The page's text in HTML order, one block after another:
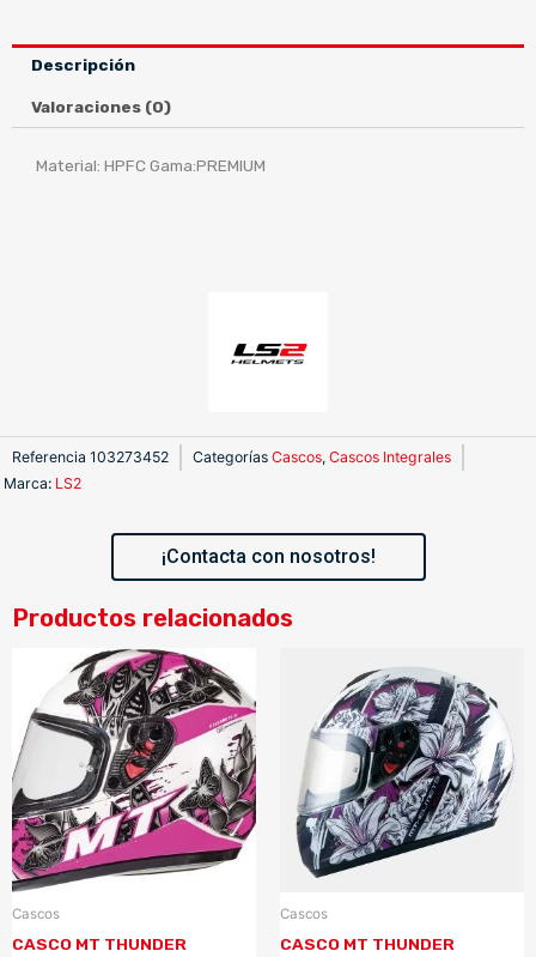
MATT
FLUO
ORANGE
cantidad
Descripción
Valoraciones (0)
Material: HPFC Gama:PREMIUM
Referencia 103273452 Categorías Cascos, Cascos Integrales
Marca: LS2
¡Contacta con nosotros!
Productos relacionados
Cascos
CASCO MT THUNDER
Cascos
CASCO MT THUNDER